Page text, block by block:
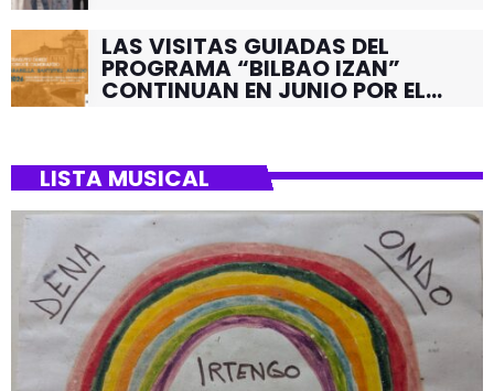
LAS VISITAS GUIADAS DEL
PROGRAMA “BILBAO IZAN”
CONTINUAN EN JUNIO POR EL
LISTA MUSICAL